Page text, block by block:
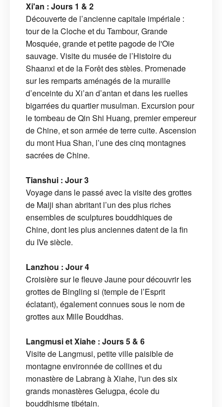
Xi'an : Jours 1 & 2
Découverte de l’ancienne capitale impériale :
tour de la Cloche et du Tambour, Grande
Mosquée, grande et petite pagode de l'Oie
sauvage. Visite du musée de l’Histoire du
Shaanxi et de la Forêt des stèles. Promenade
sur les remparts aménagés de la muraille
d’enceinte du Xi’an d’antan et dans les ruelles
bigarrées du quartier musulman. Excursion pour
le tombeau de Qin Shi Huang, premier empereur
de Chine, et son armée de terre cuite. Ascension
du mont Hua Shan, l’une des cinq montagnes
sacrées de Chine.
Tianshui : Jour 3
Voyage dans le passé avec la visite des grottes
de Maiji shan abritant l’un des plus riches
ensembles de sculptures bouddhiques de
Chine, dont les plus anciennes datent de la fin
du IVe siècle.
Lanzhou : Jour 4
Croisière sur le fleuve Jaune pour découvrir les
grottes de Bingling si (temple de l’Esprit
éclatant), également connues sous le nom de
grottes aux Mille Bouddhas.
Langmusi et Xiahe : Jours 5 & 6
Visite de Langmusi, petite ville paisible de
montagne environnée de collines et du
monastère de Labrang à Xiahe, l'un des six
grands monastères Gelugpa, école du
bouddhisme tibétain.